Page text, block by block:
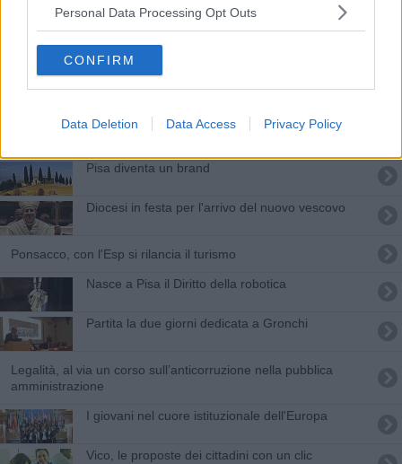
Personal Data Processing Opt Outs
CONFIRM
Data Deletion Data Access Privacy Policy
Emma si veste d'azzurro con la Nazionale
EcoDays, una borsa di studio intitolata a Mario
Garzella
Eccidio Sant'Anna, Pontedera ricorda le vittime
Al Museo Piaggio Bersani presenta il suo libro
Pisa diventa un brand
Diocesi in festa per l'arrivo del nuovo vescovo
Ponsacco, con l'Esp si rilancia il turismo
Nasce a Pisa il Diritto della robotica
Partita la due giorni dedicata a Gronchi
Legalità, al via un corso sull’anticorruzione nella pubblica
amministrazione
I giovani nel cuore istituzionale dell'Europa
Vico, le proposte dei cittadini con un clic